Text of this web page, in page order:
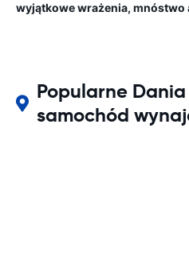
wyjątkowe wrażenia, mnóstwo
Popularne
samochód